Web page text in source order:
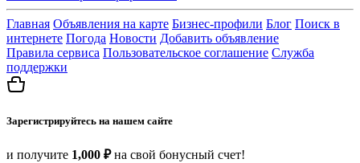
Главная Объявления на карте Бизнес-профили Блог Поиск в
интернете Погода Новости Добавить объявление
Правила сервиса Пользовательское соглашение Служба
поддержки
Зарегистрируйтесь на нашем сайте
и получите 1,000 ₽на свой бонусный счет!